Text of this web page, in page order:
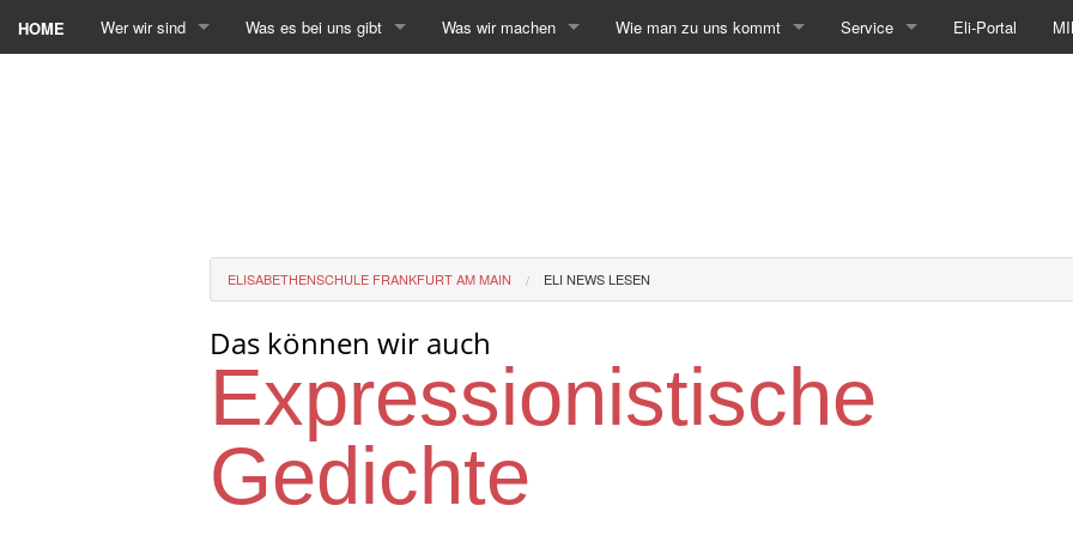
HOME Wer wir sind Was es bei uns gibt Was wir machen Wie man zu uns kommt Service Eli-Portal
ELISABETHENSCHULE FRANKFURT AM MAIN ELI NEWS LESEN
Das können wir auch
Expressionistische
Gedichte